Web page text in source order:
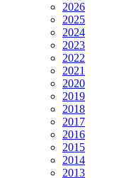
2026
2025
2024
2023
2022
2021
2020
2019
2018
2017
2016
2015
2014
2013